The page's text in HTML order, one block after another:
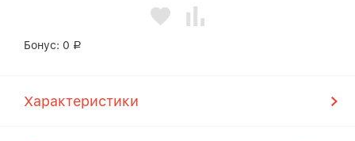
Бонус: 0 Р
Характеристики